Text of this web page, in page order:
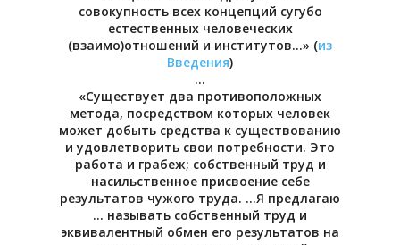
совокупность всех концепций сугубо
естественных человеческих
(взаимо)отношений и институтов…» (из
Введения)
…
«Существует два противоположных
метода, посредством которых человек
может добыть средства к существованию
и удовлетворить свои потребности. Это
работа и грабеж; собственный труд и
насильственное присвоение себе
результатов чужого труда. …Я предлагаю
… называть собственный труд и
эквивалентный обмен его результатов на